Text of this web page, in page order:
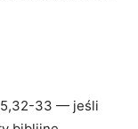
33 — jeśli